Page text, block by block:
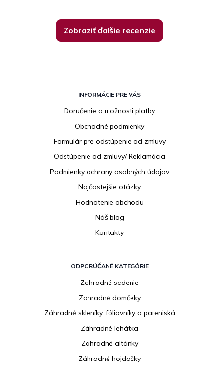
Zobraziť ďalšie recenzie
INFORMÁCIE PRE VÁS
Doručenie a možnosti platby
Obchodné podmienky
Formulár pre odstúpenie od zmluvy
Odstúpenie od zmluvy/ Reklamácia
Podmienky ochrany osobných údajov
Najčastejšie otázky
Hodnotenie obchodu
Náš blog
Kontakty
ODPORÚČANÉ KATEGÓRIE
Zahradné sedenie
Zahradné domčeky
Záhradné skleníky, fóliovníky a pareniská
Záhradné lehátka
Záhradné altánky
Záhradné hojdačky